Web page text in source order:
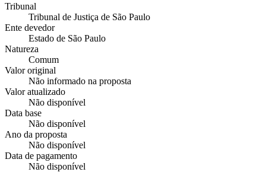
Tribunal
Tribunal de Justiça de São Paulo
Ente devedor
Estado de São Paulo
Natureza
Comum
Valor original
Não informado na proposta
Valor atualizado
Não disponível
Data base
Não disponível
Ano da proposta
Não disponível
Data de pagamento
Não disponível